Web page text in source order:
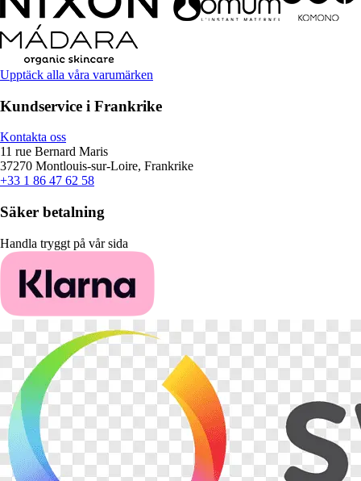
Upptäck alla våra varumärken
Kundservice i Frankrike
Kontakta oss
11 rue Bernard Maris
37270 Montlouis-sur-Loire, Frankrike
+33 1 86 47 62 58
Säker betalning
Handla tryggt på vår sida